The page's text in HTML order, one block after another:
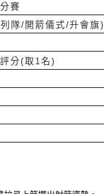
賽
隊/開箭儀式/升會旗)
分(取1名)